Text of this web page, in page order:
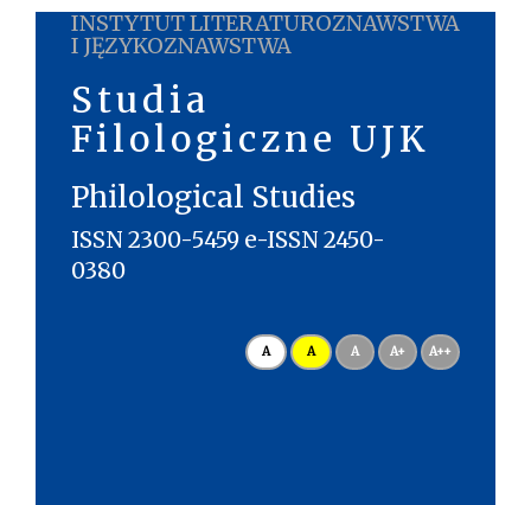
INSTYTUT LITERATUROZNAWSTWA
I JĘZYKOZNAWSTWA
Studia
Filologiczne UJK
Philological Studies
ISSN 2300-5459 e-ISSN 2450-
0380
A A A A+ A++